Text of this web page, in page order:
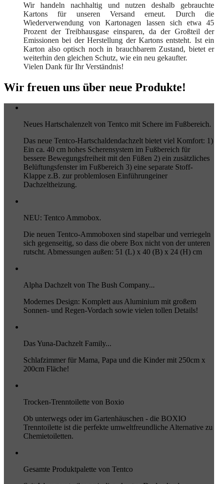
Wir handeln nachhaltig und nutzen deshalb gebrauchte
Kartons für unseren Versand erneut. Durch die
Wiederverwendung von Kartonagen lassen sich etwa 45
Prozent der Treibhausgase einsparen, da der Großteil der
Emissionen bei der Herstellung der Kartons entsteht. Ist ein
Karton also optisch noch in brauchbarem Zustand, bietet er
weiterhin den gleichen Schutz, wie ein neu gekaufter.
Vielen Dank für Ihr Verständnis!
Wir freuen uns über neue Produkte!
Neues Hartschalenzelt von Tentco mit Schere im Fußbereich.
Das neue Tentco-Hartschaldendachzelt bietet viel Komfort: 1)
Ein ca. 40 cm hohes Scherensystem im Fußbereich für
bessere Bewegungsfreiheit mit den Füßen 2) ein zusätzliches
Belüftungsfenster im Fußbereich 3) eine separate Stoff-
Klappe z.B. zur problemlosen Einführungeiner
Dachzeltheizung.
NEU: Tentco Ammobox.
Die neuen Tentco-Ammoboxen sind stapelbar und verriegeln
sich gegenseitig, so dass die obere Box nicht von der unteren
rutscht. Abmessungen außen: 51 (L) x 40 (B) x 24 (H) cm
Alpha Dachzelt von The Bush Company...
Modernes Design: Komplett aus Aluminium mit großem
Sonnen- und Regen-Vordach sowie vielen tollen Details!
Das Yuna-Dachzelt Family...
Schlafzimmer für Mama, Papa und die Kinder mit 250cm x
200cm Fläche!
Trocken-Trenntoilette von Boxio
Ob unterwegs oder im Gartenhäuschen - die BOXIO
Trenntoilette ist die perfekte umweltfreundliche Alternative zu
Chemietoiletten.
Gesamte Produktpalette von Tentco